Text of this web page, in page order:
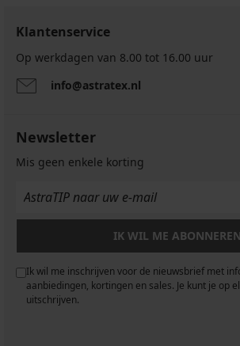
Klantenservice
Op werkdagen van 8.00 tot 16.00 uur
info@astratex.nl
Newsletter
Mis geen enkele korting
IK WIL ME ABONNEREN
Ik wil me inschrijven voor de nieuwsbrief met
aanbiedingen, kortingen en sales. Je kunt je op
uitschrijven.